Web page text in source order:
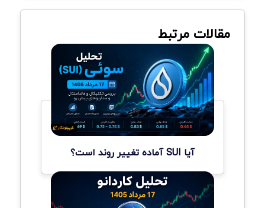
مقالات مرتبط
آیا SUI آماده تغییر روند است؟